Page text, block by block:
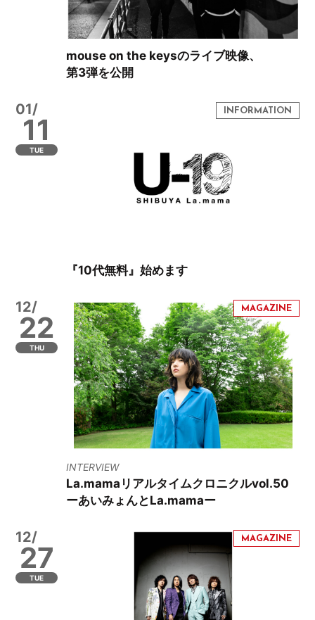
mouse on the keysのライブ映像、
第3弾を公開
01/
11
TUE
『10代無料』始めます
12/
22
THU
INTERVIEW
La.mamaリアルタイムクロニクルvol.50
ーあいみょんとLa.mamaー
12/
27
TUE